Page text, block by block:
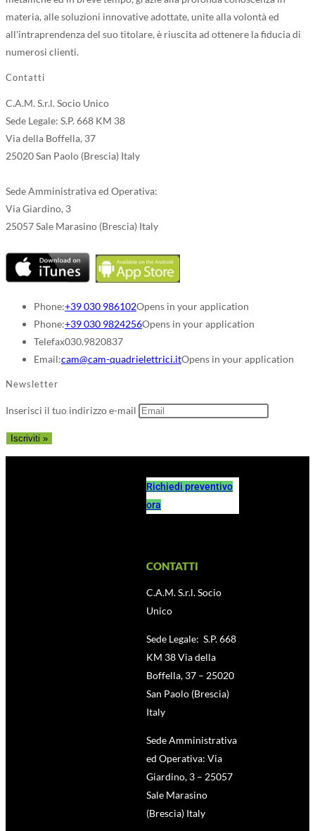
materia, alle soluzioni innovative adottate, unite alla volontà ed
all'intraprendenza del suo titolare, è riuscita ad ottenere la fiducia di
numerosi clienti.
Contatti
C.A.M. S.r.l. Socio Unico
Sede Legale: S.P. 668 KM 38
Via della Boffella, 37
25020 San Paolo (Brescia) Italy
Sede Amministrativa ed Operativa:
Via Giardino, 3
25057 Sale Marasino (Brescia) Italy
Phone:+39 030 986102Opens in your application
Phone:+39 030 9824256Opens in your application
Telefax030.9820837
Email:cam@cam-quadrielettrici.itOpens in your application
Newsletter
Inserisci il tuo indirizzo e-mail
Richiedi preventivo
ora
CONTATTI
C.A.M. S.r.l. Socio
Unico
Sede Legale: S.P. 668
KM 38 Via della
Boffella, 37 – 25020
San Paolo (Brescia)
Italy
Sede Amministrativa
ed Operativa: Via
Giardino, 3 – 25057
Sale Marasino
(Brescia) Italy